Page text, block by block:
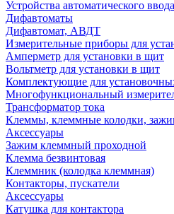
Устройства автоматического
Дифавтоматы
Дифавтомат, АВДТ
Измерительные приборы для
Амперметр для установки в щит
Вольтметр для установки в щит
Комплектующие для
Многофункциональный
Трансформатор тока
Клеммы, клеммные колодки,
Аксессуары
Зажим клеммный проходной
Клемма безвинтовая
Клеммник (колодка клеммная)
Контакторы, пускатели
Аксессуары
Катушка для контактора